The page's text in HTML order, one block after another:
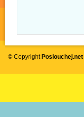
© Copyright Poslouchej.net